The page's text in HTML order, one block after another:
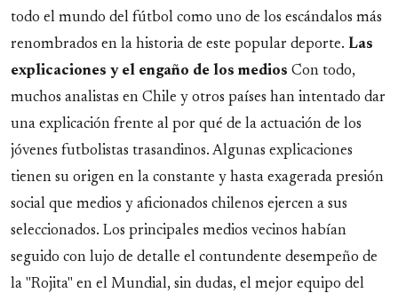
todo el mundo del fútbol como uno de los escándalos más
renombrados en la historia de este popular deporte. Las
explicaciones y el engaño de los medios Con todo,
muchos analistas en Chile y otros países han intentado dar
una explicación frente al por qué de la actuación de los
jóvenes futbolistas trasandinos. Algunas explicaciones
tienen su origen en la constante y hasta exagerada presión
social que medios y aficionados chilenos ejercen a sus
seleccionados. Los principales medios vecinos habían
seguido con lujo de detalle el contundente desempeño de
la "Rojita" en el Mundial, sin dudas, el mejor equipo del